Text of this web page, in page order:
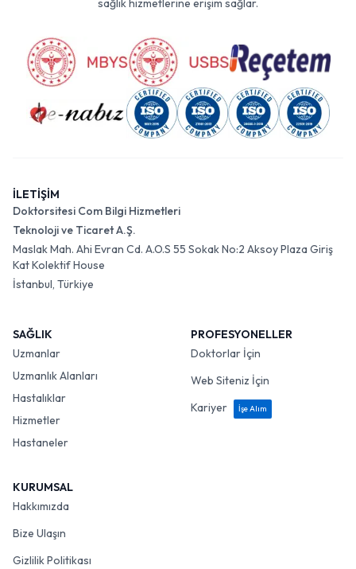
sağlık hizmetlerine erişim sağlar.
İLETİŞİM
Doktorsitesi Com Bilgi Hizmetleri
Teknoloji ve Ticaret A.Ş.
Maslak Mah. Ahi Evran Cd. A.O.S 55 Sokak No:2 Aksoy Plaza Giriş
Kat Kolektif House
İstanbul, Türkiye
SAĞLIK
Uzmanlar
Uzmanlık Alanları
Hastalıklar
Hizmetler
Hastaneler
PROFESYONELLER
Doktorlar İçin
Web Siteniz İçin
Kariyer
İşe Alım
KURUMSAL
Hakkımızda
Bize Ulaşın
Gizlilik Politikası